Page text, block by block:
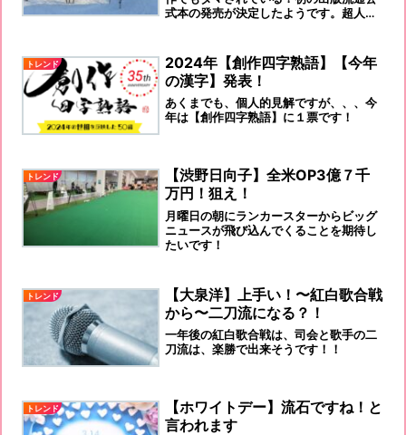
式本の発売が決定したようです。超人気
発売されるようです！
トレンド
2024年【創作四字熟語】【今年
の漢字】発表！
あくまでも、個人的見解ですが、、、今
年は【創作四字熟語】に１票です！
トレンド
【渋野日向子】全米OP3億７千
万円！狙え！
月曜日の朝にランカースターからビッグ
ニュースが飛び込んでくることを期待し
たいです！
トレンド
【大泉洋】上手い！〜紅白歌合戦
から〜二刀流になる？！
一年後の紅白歌合戦は、司会と歌手の二
刀流は、楽勝で出来そうです！！
トレンド
【ホワイトデー】流石ですね！と
言われます